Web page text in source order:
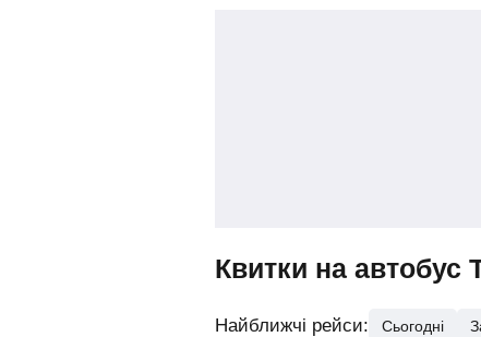
Квитки на
Найближчі рейси: Сьогодні